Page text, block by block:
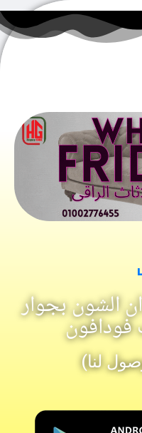
الشون بجوار
لنا)